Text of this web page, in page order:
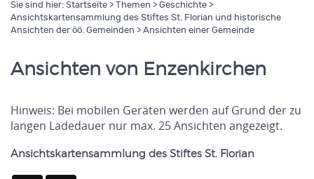
Sie sind hier: Startseite > Themen > Geschichte >
Ansichtskartensammlung des Stiftes St. Florian und historische
Ansichten der öö. Gemeinden > Ansichten einer Gemeinde
Ansichten von Enzenkirchen
Hinweis: Bei mobilen Geräten werden auf Grund der zu
langen Ladedauer nur max. 25 Ansichten angezeigt.
Ansichtskartensammlung des Stiftes St. Florian